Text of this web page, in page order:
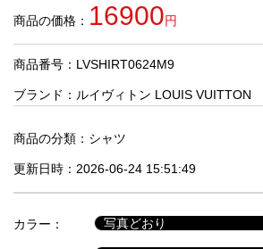
人
気
商
セ
ル
商品の価格： 16900円
商品番号：LVSHIRT0624M9
ブランド： ルイヴィトン LOUIS VUITTON
商品の分類： シャツ
更新日時：2026-06-24 15:51:49
カラー：